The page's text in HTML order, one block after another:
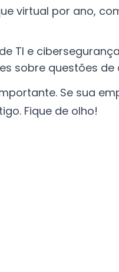
virtual por ano,
TI e
sobre questões de
Se sua
Fique de olho!